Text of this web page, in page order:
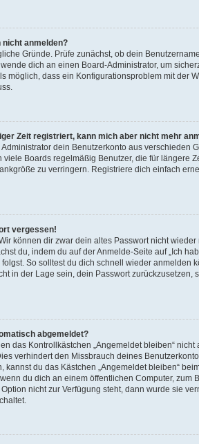
nicht anmelden?
Gründe. Prüfe zunächst, ob dein
dich an einen Board-Administrator, um
möglich, dass ein Konfigurationsproblem mit der
Zeit registriert, kann mich aber nicht mehr
Administrator dein Benutzerkonto aus verschieden
viele Boards regelmäßig Benutzer, die für längere
zu verringern. Registriere dich einfach
vergessen!
können dir zwar dein altes Passwort nicht
du, indem du auf der Anmelde-Seite auf „Ich
So solltest du dich schnell wieder anmelden
in der Lage sein, dein Passwort zurückzusetzen,
abgemeldet?
das Kontrollkästchen „Angemeldet bleiben“
verhindert den Missbrauch deines
kannst du das Kästchen „Angemeldet bleiben“
du dich an einem öffentlichen Computer, zum
nicht zur Verfügung steht, dann wurde sie